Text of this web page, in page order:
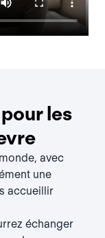
les
avec
une
accueillir
échanger